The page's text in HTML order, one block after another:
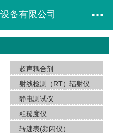
备有限公司
超声耦合剂
射线检测（RT）辐射仪
静电测试仪
粗糙度仪
转速表(频闪仪）